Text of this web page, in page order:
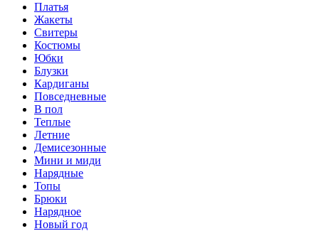
Платья
Жакеты
Свитеры
Костюмы
Юбки
Блузки
Кардиганы
Повседневные
В пол
Теплые
Летние
Демисезонные
Мини и миди
Нарядные
Топы
Брюки
Нарядное
Новый год